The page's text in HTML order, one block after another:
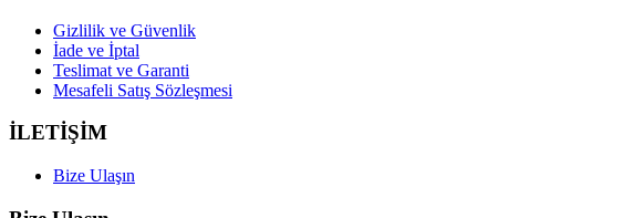
Gizlilik ve Güvenlik
İade ve İptal
Teslimat ve Garanti
Mesafeli Satış Sözleşmesi
İLETİŞİM
Bize Ulaşın